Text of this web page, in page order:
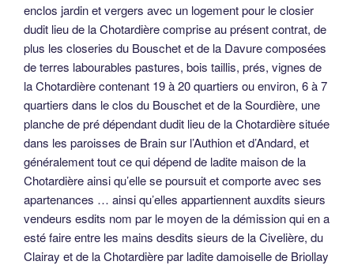
enclos jardin et vergers avec un logement pour le closier
dudit lieu de la Chotardière comprise au présent contrat, de
plus les closeries du Bouschet et de la Davure composées
de terres labourables pastures, bois taillis, prés, vignes de
la Chotardière contenant 19 à 20 quartiers ou environ, 6 à 7
quartiers dans le clos du Bouschet et de la Sourdière, une
planche de pré dépendant dudit lieu de la Chotardière située
dans les paroisses de Brain sur l’Authion et d’Andard, et
généralement tout ce qui dépend de ladite maison de la
Chotardière ainsi qu’elle se poursuit et comporte avec ses
apartenances … ainsi qu’elles appartiennent auxdits sieurs
vendeurs esdits nom par le moyen de la démission qui en a
esté faire entre les mains desdits sieurs de la Civelière, du
Clairay et de la Chotardière par ladite damoiselle de Briollay